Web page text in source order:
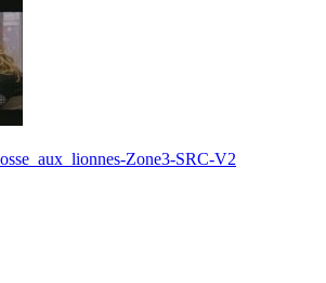
Zone3-SRC-V2